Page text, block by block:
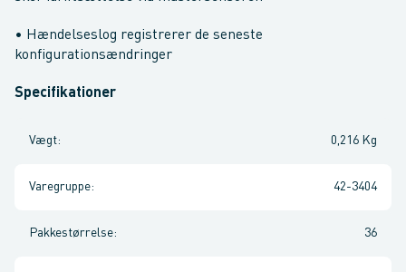
• Hændelseslog registrerer de seneste
konfigurationsændringer
Specifikationer
Vægt: 0,216 Kg
Varegruppe: 42-3404
Pakkestørrelse: 36